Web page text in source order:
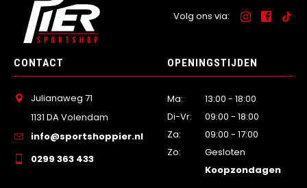
Volg ons via:
CONTACT
Julianaweg 71
1131 DA Volendam
info@sportshoppier.nl
0299 363 433
OPENINGSTIJDEN
Ma:
13:00 - 18:00
Di-Vr:
09:00 - 18:00
Za:
09:00 - 17:00
Zo:
Gesloten
Koopzondagen